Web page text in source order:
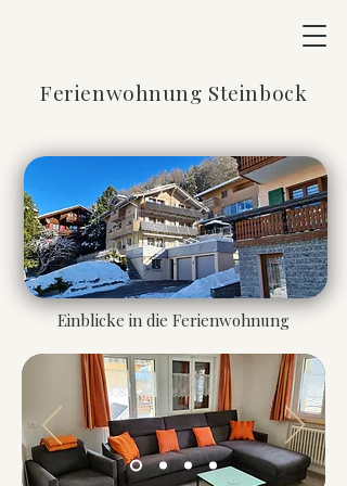
Ferienwohnung Steinbock
Einblicke in die Ferienwohnung